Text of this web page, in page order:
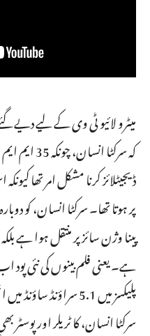
میٹرو لائیو ٹی وی کے لیے دیے
کہ سرکٹا
ڈیجیٹلائز کرنا مشکل امر تھا
پر ہوتا تھا۔ سرکٹا انسان، کو
پینا وژن سائز پر منتقل ہوا ہے
ہے۔ یعنی فلم بینوں کی نئی پود
پلیکسز میں 5.1 سراؤنڈ ساؤنڈ میں انجوائے کرسکیں گے۔
سرکٹا انسان، کا ٹریلر اور